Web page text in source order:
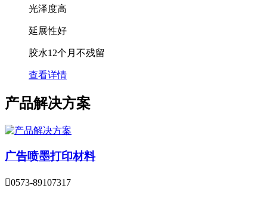
光泽度高
延展性好
胶水12个月不残留
查看详情
产品解决方案
广告喷墨打印材料
0573-89107317